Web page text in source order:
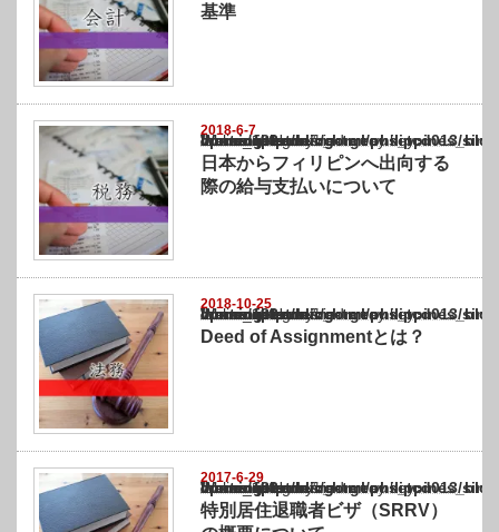
基準
2018-6-7
Warning
: Undefined array key "show_category" in
/home/netst/kuno-cpa.co.jp/public_html/philippines_blog/wp-content/themes/
on line183
日本からフィリピンへ出向する
際の給与支払いについて
2018-10-25
Warning
: Undefined array key "show_category" in
/home/netst/kuno-cpa.co.jp/public_html/philippines_blog/wp-content/themes/
on line183
Deed of Assignmentとは？
2017-6-29
Warning
: Undefined array key "show_category" in
/home/netst/kuno-cpa.co.jp/public_html/philippines_blog/wp-content/themes/
on line183
特別居住退職者ビザ（SRRV）